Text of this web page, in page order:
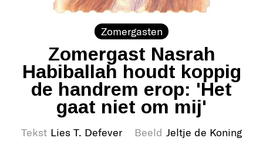
Zomergasten
Zomergast Nasrah
Habiballah houdt koppig
de handrem erop: 'Het
gaat niet om mij'
Tekst Lies T. Defever Beeld Jeltje de Koning